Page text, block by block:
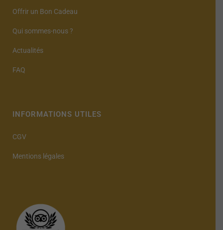
Offrir un Bon Cadeau
Qui sommes-nous ?
Actualités
FAQ
INFORMATIONS UTILES
CGV
Mentions légales